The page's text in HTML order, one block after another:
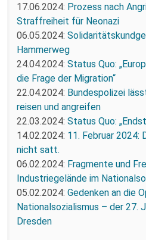
17.06.2024: Prozess nach
Straffreiheit für Neonazi
06.05.2024:
Hammerweg
24.04.2024: Status Quo:
die Frage der Migration“
22.04.2024: Bundespolizei
reisen und angreifen
22.03.2024: Status Quo:
14.02.2024: 11. Februar 2024:
nicht satt.
06.02.2024: Fragmente und
Industriegelände im
05.02.2024: Gedenken an die
Nationalsozialismus – der 27.
Dresden